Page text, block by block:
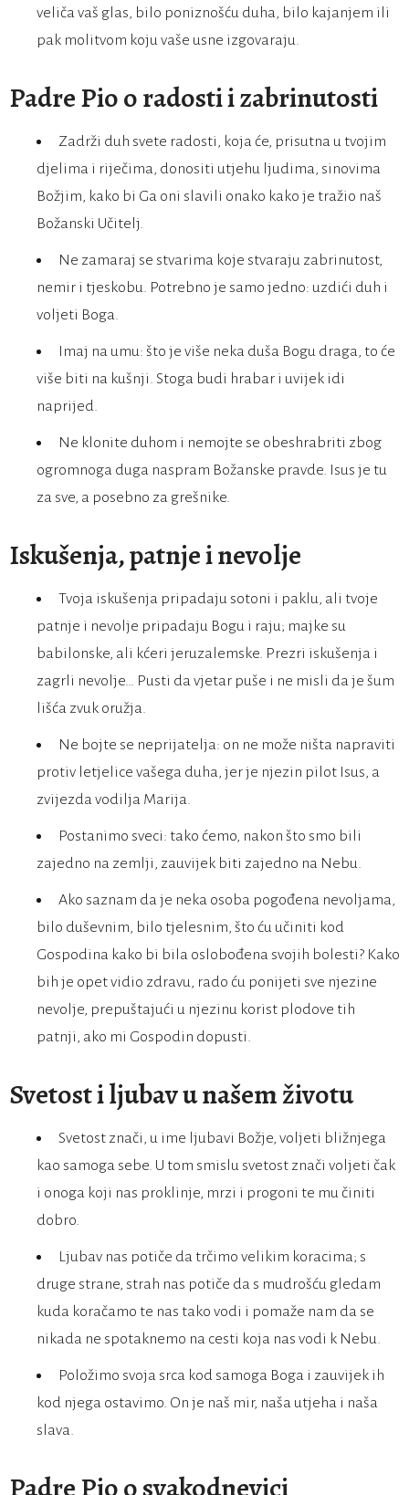
veliča vaš glas, bilo poniznošću duha, bilo kajanjem ili
pak molitvom koju vaše usne izgovaraju.
Padre Pio o radosti i zabrinutosti
Zadrži duh svete radosti, koja će, prisutna u tvojim
djelima i riječima, donositi utjehu ljudima, sinovima
Božjim, kako bi Ga oni slavili onako kako je tražio naš
Božanski Učitelj.
Ne zamaraj se stvarima koje stvaraju zabrinutost,
nemir i tjeskobu. Potrebno je samo jedno: uzdići duh i
voljeti Boga.
Imaj na umu: što je više neka duša Bogu draga, to će
više biti na kušnji. Stoga budi hrabar i uvijek idi
naprijed.
Ne klonite duhom i nemojte se obeshrabriti zbog
ogromnoga duga naspram Božanske pravde. Isus je tu
za sve, a posebno za grešnike.
Iskušenja, patnje i nevolje
Tvoja iskušenja pripadaju sotoni i paklu, ali tvoje
patnje i nevolje pripadaju Bogu i raju; majke su
babilonske, ali kćeri jeruzalemske. Prezri iskušenja i
zagrli nevolje… Pusti da vjetar puše i ne misli da je šum
lišća zvuk oružja.
Ne bojte se neprijatelja: on ne može ništa napraviti
protiv letjelice vašega duha, jer je njezin pilot Isus, a
zvijezda vodilja Marija.
Postanimo sveci: tako ćemo, nakon što smo bili
zajedno na zemlji, zauvijek biti zajedno na Nebu.
Ako saznam da je neka osoba pogođena nevoljama,
bilo duševnim, bilo tjelesnim, što ću učiniti kod
Gospodina kako bi bila oslobođena svojih bolesti? Kako
bih je opet vidio zdravu, rado ću ponijeti sve njezine
nevolje, prepuštajući u njezinu korist plodove tih
patnji, ako mi Gospodin dopusti.
Svetost i ljubav u našem životu
Svetost znači, u ime ljubavi Božje, voljeti bližnjega
kao samoga sebe. U tom smislu svetost znači voljeti čak
i onoga koji nas proklinje, mrzi i progoni te mu činiti
dobro.
Ljubav nas potiče da trčimo velikim koracima; s
druge strane, strah nas potiče da s mudrošću gledam
kuda koračamo te nas tako vodi i pomaže nam da se
nikada ne spotaknemo na cesti koja nas vodi k Nebu.
Položimo svoja srca kod samoga Boga i zauvijek ih
kod njega ostavimo. On je naš mir, naša utjeha i naša
slava.